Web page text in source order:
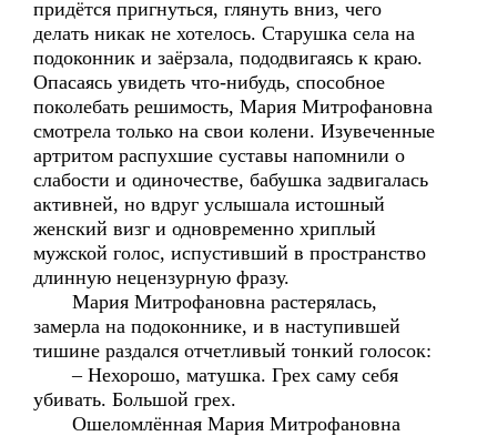
придётся пригнуться, глянуть вниз, чего
делать никак не хотелось. Старушка села на
подоконник и заёрзала, пододвигаясь к краю.
Опасаясь увидеть что-нибудь, способное
поколебать решимость, Мария Митрофановна
смотрела только на свои колени. Изувеченные
артритом распухшие суставы напомнили о
слабости и одиночестве, бабушка задвигалась
активней, но вдруг услышала истошный
женский визг и одновременно хриплый
мужской голос, испустивший в пространство
длинную нецензурную фразу.
Мария Митрофановна растерялась,
замерла на подоконнике, и в наступившей
тишине раздался отчетливый тонкий голосок:
– Нехорошо, матушка. Грех саму себя
убивать. Большой грех.
Ошеломлённая Мария Митрофановна